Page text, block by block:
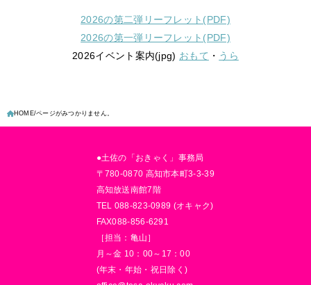
2026の第二弾リーフレット(PDF)
2026の第一弾リーフレット(PDF)
2026イベント案内(jpg) おもて ・ うら
HOME ページがみつかりません。
●土佐の「おきゃく」事務局
〒780-0870 高知市本町3-3-39
高知放送南館7階
TEL 088-823-0989 (オキャク)
FAX088-856-6291
［担当：亀山］
月～金 10：00～17：00
(年末・年始・祝日除く)